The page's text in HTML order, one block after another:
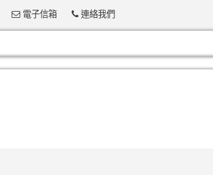
電子信箱 連絡我們